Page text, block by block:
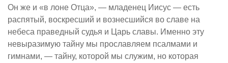
Он же и «в лоне Отца», — младенец Иисус — есть
распятый, воскресший и вознесшийся во славе на
небеса праведный судья и Царь славы. Именно эту
невыразимую тайну мы прославляем псалмами и
гимнами, — тайну, которой мы служим, но которая